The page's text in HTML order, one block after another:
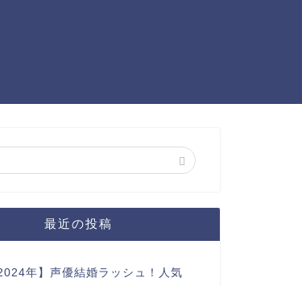
最近の投稿
2024年】声優結婚ラッシュ！人気